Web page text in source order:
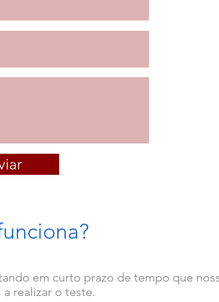
em curto prazo de tempo que
realizar o teste.